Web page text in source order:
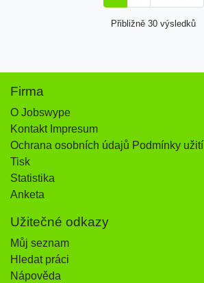
Přibližně 30 výsledků
Firma
O Jobswype
Kontakt Impresum
Ochrana osobních údajů Podmínky užití
Tisk
Statistika
Anketa
Užitečné odkazy
Můj seznam
Hledat práci
Nápověda